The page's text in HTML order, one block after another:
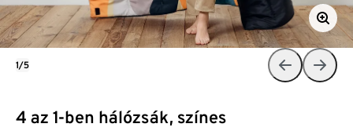
4 az 1-ben hálózsák, színes
1/5